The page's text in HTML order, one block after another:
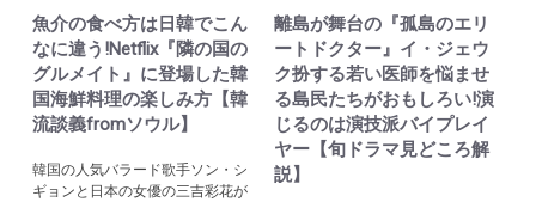
魚介の食べ方は日韓でこん
なに違う!Netflix『隣の国の
グルメイト』に登場した韓
国海鮮料理の楽しみ方【韓
流談義fromソウル】
韓国の人気バラード歌手ソン・シ
ギョンと日本の女優の三吉彩花が
離島が舞台の『孤島のエリ
ートドクター』イ・ジェウ
ク扮する若い医師を悩ませ
る島民たちがおもしろい!演
じるのは演技派バイプレイ
ヤー【旬ドラマ見どころ解
説】